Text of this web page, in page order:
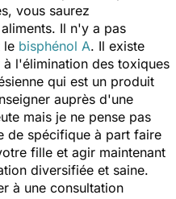
vous saurez
Il n'y a pas
le bisphénol A. Il existe
l'élimination des toxiques
qui est un produit
auprès d'une
mais je ne pense pas
de spécifique à part faire
fille et agir maintenant
diversifiée et saine.
à une consultation